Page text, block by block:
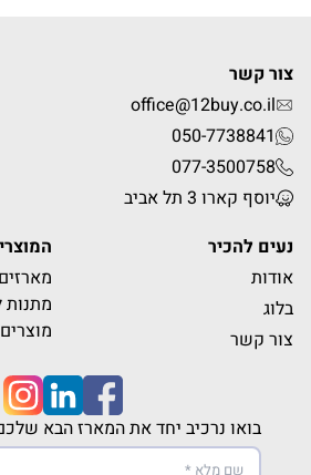
צור קשר
office@12buy.co.il
050-7738841
077-3500758
יוסף קארו 3 תל אביב
נעים להכיר
אודות
בלוג
צור קשר
מארזים
מתנות
מוצרים
בואו נרכיב יחד את המארז הבא שלכם